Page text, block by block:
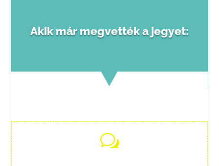
Akik már megvették a jegyet:
w